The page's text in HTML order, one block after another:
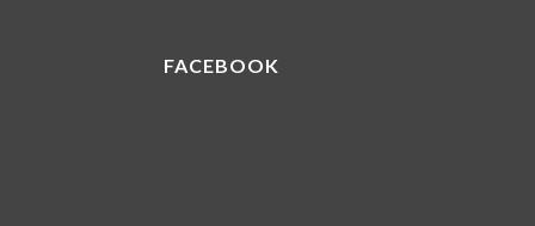
FACEBOOK